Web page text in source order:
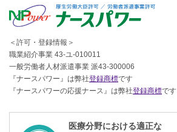
＜許可・登録情報＞
職業紹介事業 43-ユ-010011
一般労働者人材派遣事業 派43-300006
『ナースパワー』は弊社登録商標です
『ナースパワーの応援ナース』は弊社登録商標です
医療分野における適正な